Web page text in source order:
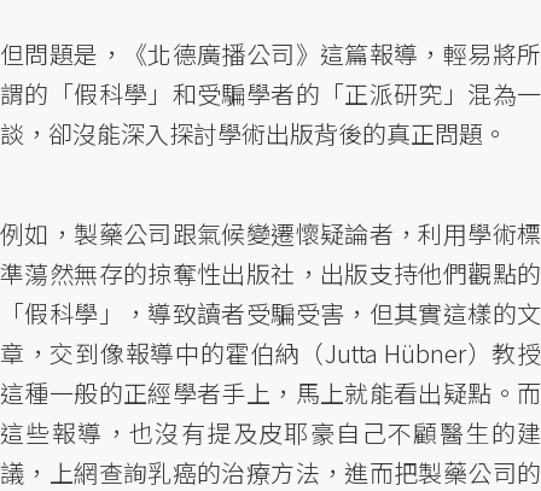
但問題是，《北德廣播公司》這篇報導，輕易將所
謂的「假科學」和受騙學者的「正派研究」混為一
談，卻沒能深入探討學術出版背後的真正問題。
例如，製藥公司跟氣候變遷懷疑論者，利用學術標
準蕩然無存的掠奪性出版社，出版支持他們觀點的
「假科學」，導致讀者受騙受害，但其實這樣的文
章，交到像報導中的霍伯納（Jutta Hübner）教授
這種一般的正經學者手上，馬上就能看出疑點。而
這些報導，也沒有提及皮耶豪自己不顧醫生的建
議，上網查詢乳癌的治療方法，進而把製藥公司的